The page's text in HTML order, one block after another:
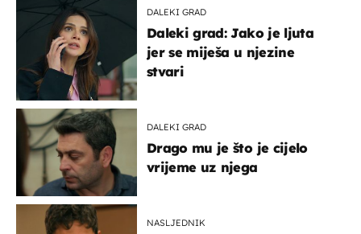
DALEKI GRAD
Daleki grad: Jako je ljuta
jer se miješa u njezine
stvari
DALEKI GRAD
Drago mu je što je cijelo
vrijeme uz njega
NASLJEDNIK